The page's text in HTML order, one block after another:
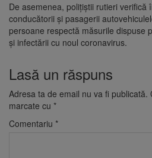
De asemenea, polițiștii rutieri verifică
conducătorii și pasagerii
persoane respectă măsurile dispuse
și infectării cu noul coronavirus.
Lasă un răspuns
Adresa ta de email nu va fi publicată.
marcate cu *
Comentariu *